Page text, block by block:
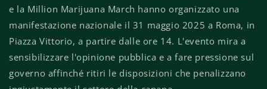
e la Million Marijuana March hanno organizzato una
manifestazione nazionale il 31 maggio 2025 a Roma, in
Piazza Vittorio, a partire dalle ore 14. L'evento mira a
sensibilizzare l'opinione pubblica e a fare pressione sul
governo affinché ritiri le disposizioni che penalizzano